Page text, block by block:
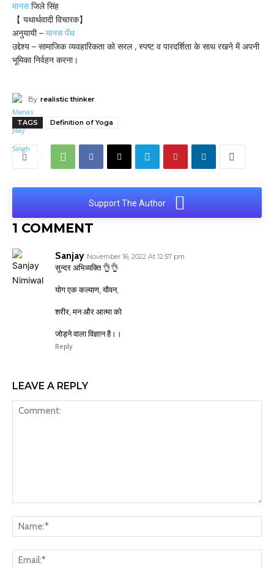
मानसजिले सिंह
【 यथार्थवादी विचारक】
अनुयायी – मानस पँथ
उद्देश्य – सामाजिक व्यवहारिकता को सरल , स्पष्ट व पारदर्शिता के साथ रखने में अपनी
भूमिका निर्वहन करना।
By realistic thinker
TAGS Definition of Yoga
Support The Author
1 COMMENT
Sanjay November 16, 2022 At 12:57 pm
सुन्दर अभिव्यक्ति 👌👌
योग एक कल्याण, यौवन,
शरीर, मन और आत्मा को
जोड़ने वाला विज्ञान है।।
Reply
LEAVE A REPLY